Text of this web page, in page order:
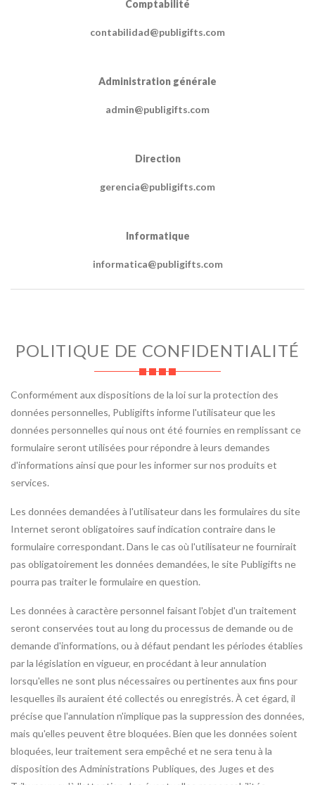
Comptabilité
contabilidad@publigifts.com
Administration générale
admin@publigifts.com
Direction
gerencia@publigifts.com
Informatique
informatica@publigifts.com
POLITIQUE DE CONFIDENTIALITÉ
Conformément aux dispositions de la loi sur la protection des
données personnelles, Publigifts informe l'utilisateur que les
données personnelles qui nous ont été fournies en remplissant ce
formulaire seront utilisées pour répondre à leurs demandes
d'informations ainsi que pour les informer sur nos produits et
services.
Les données demandées à l'utilisateur dans les formulaires du site
Internet seront obligatoires sauf indication contraire dans le
formulaire correspondant. Dans le cas où l'utilisateur ne fournirait
pas obligatoirement les données demandées, le site Publigifts ne
pourra pas traiter le formulaire en question.
Les données à caractère personnel faisant l'objet d'un traitement
seront conservées tout au long du processus de demande ou de
demande d'informations, ou à défaut pendant les périodes établies
par la législation en vigueur, en procédant à leur annulation
lorsqu'elles ne sont plus nécessaires ou pertinentes aux fins pour
lesquelles ils auraient été collectés ou enregistrés. À cet égard, il
précise que l'annulation n'implique pas la suppression des données,
mais qu'elles peuvent être bloquées. Bien que les données soient
bloquées, leur traitement sera empêché et ne sera tenu à la
disposition des Administrations Publiques, des Juges et des